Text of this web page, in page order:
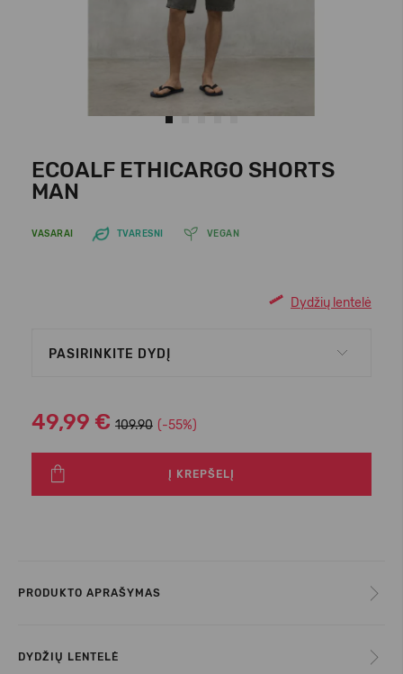
ECOALF ETHICARGO SHORTS
MAN
VASARAI TVARESNI VEGAN
Dydžių lentelė
PASIRINKITE DYDĮ
49,99 € 109.90 (-55%)
Į KREPŠELĮ
PRODUKTO APRAŠYMAS
DYDŽIŲ LENTELĖ